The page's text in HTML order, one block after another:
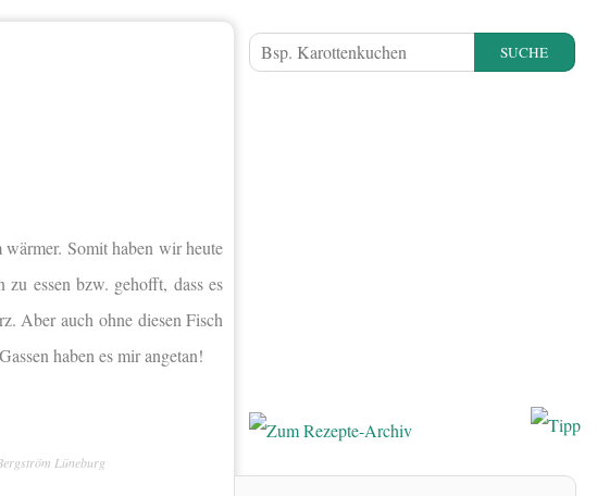
Somit haben wir heute
essen bzw. gehofft, dass es
Aber auch ohne diesen Fisch
haben es mir angetan!
Lüneburg
SUCHE